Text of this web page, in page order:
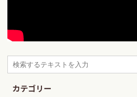
カテゴリー